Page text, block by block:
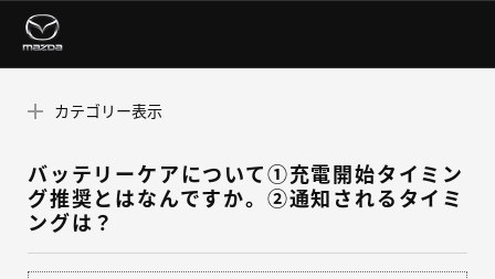
カテゴリー表示
バッテリーケアについて①充電開始タイミン
グ推奨とはなんですか。②通知されるタイミ
ングは？